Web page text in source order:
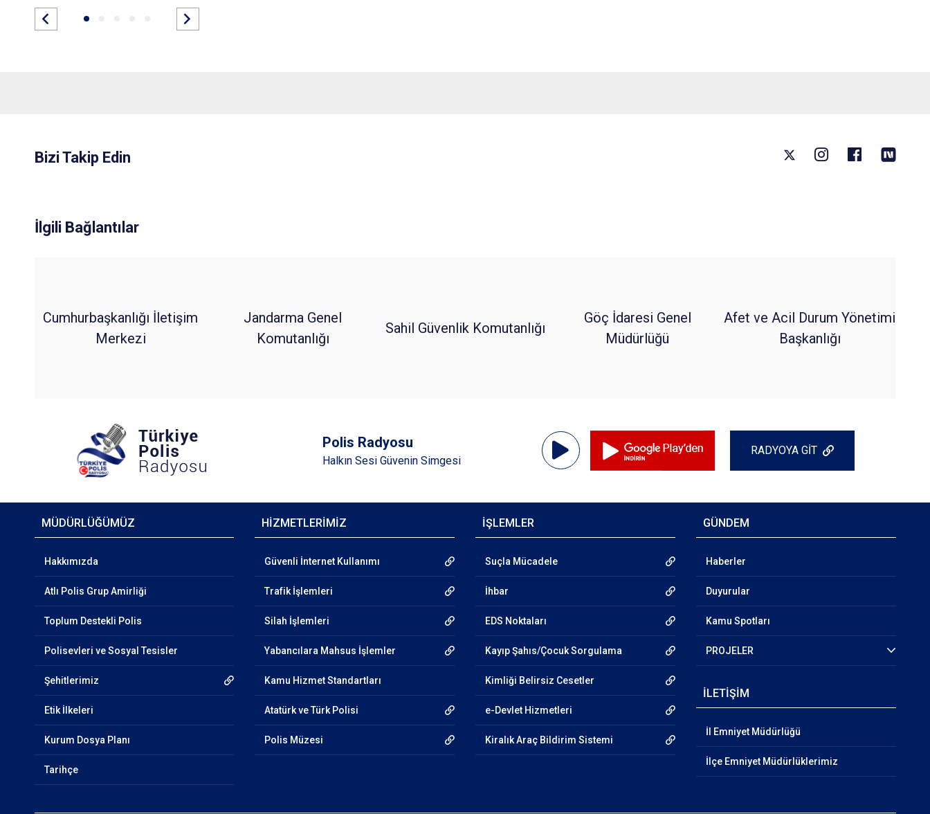
Bizi Takip Edin
İlgili Bağlantılar
Cumhurbaşkanlığı İletişim
Merkezi
Jandarma Genel
Komutanlığı
Sahil Güvenlik Komutanlığı
Göç İdaresi Genel
Müdürlüğü
Afet ve Acil Durum Yönetimi
Başkanlığı
Polis Radyosu
Halkın Sesi Güvenin Simgesi
Ses
Oynatıcı
RADYOYA GİT
MÜDÜRLÜĞÜMÜZ
Hakkımızda
Atlı Polis Grup Amirliği
Toplum Destekli Polis
Polisevleri ve Sosyal Tesisler
Şehitlerimiz
Etik İlkeleri
Kurum Dosya Planı
Tarihçe
HİZMETLERİMİZ
Güvenli İnternet Kullanımı
Trafik İşlemleri
Silah İşlemleri
Yabancılara Mahsus İşlemler
Kamu Hizmet Standartları
Atatürk ve Türk Polisi
Polis Müzesi
İŞLEMLER
Suçla Mücadele
İhbar
EDS Noktaları
Kayıp Şahıs/Çocuk Sorgulama
Kimliği Belirsiz Cesetler
e-Devlet Hizmetleri
Kiralık Araç Bildirim Sistemi
GÜNDEM
Haberler
Duyurular
Kamu Spotları
PROJELER
İLETİŞİM
İl Emniyet Müdürlüğü
İlçe Emniyet Müdürlüklerimiz